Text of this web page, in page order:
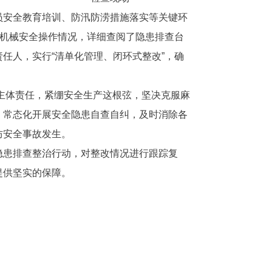
全教育培训、防汛防涝措施落实等关键环
械安全操作情况，详细查阅了隐患排查台
人，实行“清单化管理、闭环式整改”，确
体责任，紧绷安全生产这根弦，坚决克服麻
态化开展安全隐患自查自纠，及时消除各
全事故发生。
排查整治行动，对整改情况进行跟踪复
坚实的保障。